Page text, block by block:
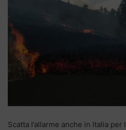
Scatta l’allarme anche in Italia per